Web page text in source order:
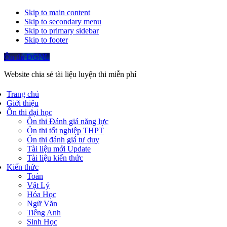
Skip to main content
Skip to secondary menu
Skip to primary sidebar
Skip to footer
Ôn thi ĐGNL
Website chia sẻ tài liệu luyện thi miễn phí
Trang chủ
Giới thiệu
Ôn thi đại học
Ôn thi Đánh giá năng lực
Ôn thi tốt nghiệp THPT
Ôn thi đánh giá tư duy
Tài liệu mới Update
Tài liệu kiến thức
Kiến thức
Toán
Vật Lý
Hóa Học
Ngữ Văn
Tiếng Anh
Sinh Học